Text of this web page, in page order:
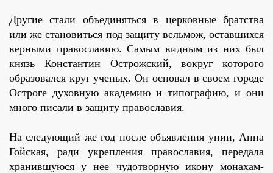
Другие стали объединяться в церковные братства
или же становиться под защиту вельмож, оставшихся
верными православию. Самым видным из них был
князь Константин Острожский, вокруг которого
образовался круг ученых. Он основал в своем городе
Остроге духовную академию и типографию, и они
много писали в защиту православия.
На следующий же год после объявления унии, Анна
Гойская, ради укрепления православия, передала
хранившуюся у нее чудотворную икону монахам-